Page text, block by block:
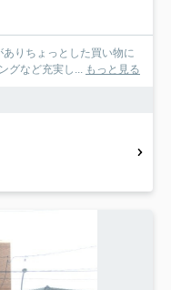
りちょっとした買い物に
グなど充実し... もっと見る